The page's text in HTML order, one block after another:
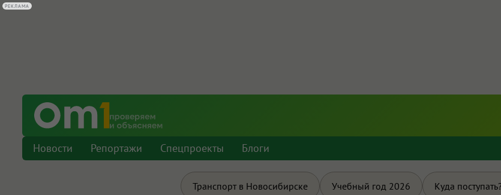
Новости Репортажи Спецпроекты Блоги
Транспорт в Новосибирске Учебный год 2026 Куда
РЕКЛАМА